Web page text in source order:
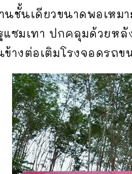
ชั้นเดียวขนาดพอเหม
ซมเทา ปกคลุมด้วยหลั
างต่อเติมโรงจอดรถข